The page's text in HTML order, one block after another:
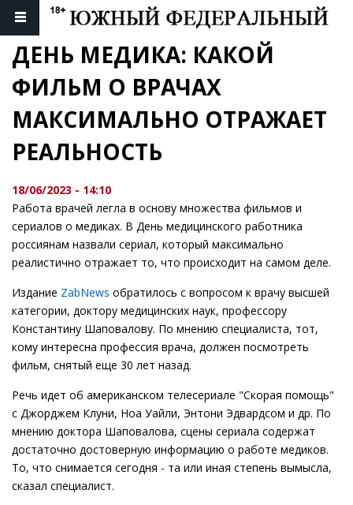
ДЕНЬ МЕДИКА: КАКОЙ
ФИЛЬМ О ВРАЧАХ
МАКСИМАЛЬНО ОТРАЖАЕТ
РЕАЛЬНОСТЬ
18/06/2023 - 14:10
Работа врачей легла в основу множества фильмов и
сериалов о медиках. В День медицинского работника
россиянам назвали сериал, который максимально
реалистично отражает то, что происходит на самом деле.
Издание ZabNews обратилось с вопросом к врачу высшей
категории, доктору медицинских наук, профессору
Константину Шаповалову. По мнению специалиста, тот,
кому интересна профессия врача, должен посмотреть
фильм, снятый еще 30 лет назад.
Речь идет об американском телесериале "Скорая помощь"
с Джорджем Клуни, Ноа Уайли, Энтони Эдвардсом и др. По
мнению доктора Шаповалова, сцены сериала содержат
достаточно достоверную информацию о работе медиков.
То, что снимается сегодня - та или иная степень вымысла,
сказал специалист.